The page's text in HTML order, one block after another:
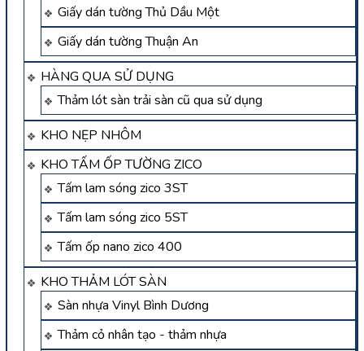
Giấy dán tường Thủ Dầu Một
Giấy dán tường Thuận An
HÀNG QUA SỬ DỤNG
Thảm lót sàn trải sàn cũ qua sử dụng
KHO NẸP NHÔM
KHO TẤM ỐP TƯỜNG ZICO
Tấm lam sóng zico 3ST
Tấm lam sóng zico 5ST
Tấm ốp nano zico 400
KHO THẢM LÓT SÀN
Sàn nhựa Vinyl Bình Dương
Thảm cỏ nhân tạo - thảm nhựa